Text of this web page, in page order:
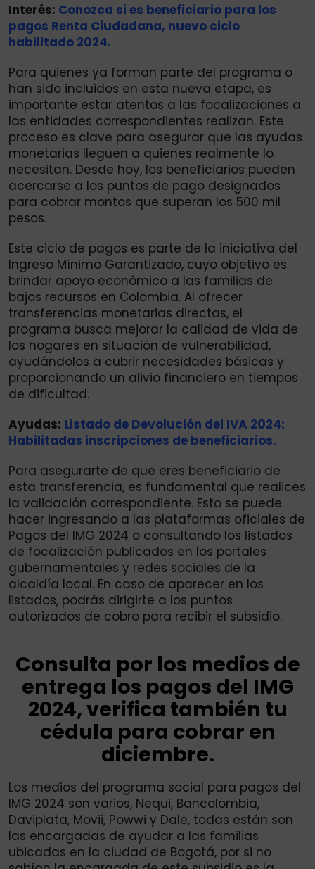
Interés: Conozca si es beneficiario para los
pagos Renta Ciudadana, nuevo ciclo
habilitado 2024.
Para quienes ya forman parte del programa o
han sido incluidos en esta nueva etapa, es
importante estar atentos a las focalizaciones a
las entidades correspondientes realizan. Este
proceso es clave para asegurar que las ayudas
monetarias lleguen a quienes realmente lo
necesitan. Desde hoy, los beneficiarios pueden
acercarse a los puntos de pago designados
para cobrar montos que superan los 500 mil
pesos.
Este ciclo de pagos es parte de la iniciativa del
Ingreso Mínimo Garantizado, cuyo objetivo es
brindar apoyo económico a las familias de
bajos recursos en Colombia. Al ofrecer
transferencias monetarias directas, el
programa busca mejorar la calidad de vida de
los hogares en situación de vulnerabilidad,
ayudándolos a cubrir necesidades básicas y
proporcionando un alivio financiero en tiempos
de dificultad.
Ayudas: Listado de Devolución del IVA 2024:
Habilitadas inscripciones de beneficiarios.
Para asegurarte de que eres beneficiario de
esta transferencia, es fundamental que realices
la validación correspondiente. Esto se puede
hacer ingresando a las plataformas oficiales de
Pagos del IMG 2024 o consultando los listados
de focalización publicados en los portales
gubernamentales y redes sociales de la
alcaldía local. En caso de aparecer en los
listados, podrás dirigirte a los puntos
autorizados de cobro para recibir el subsidio.
Consulta por los medios de
entrega los pagos del IMG
2024, verifica también tu
cédula para cobrar en
diciembre.
Los medios del programa social para pagos del
IMG 2024 son varios, Nequi, Bancolombia,
Daviplata, Movii, Powwi y Dale, todas están son
las encargadas de ayudar a las familias
ubicadas en la ciudad de Bogotá, por si no